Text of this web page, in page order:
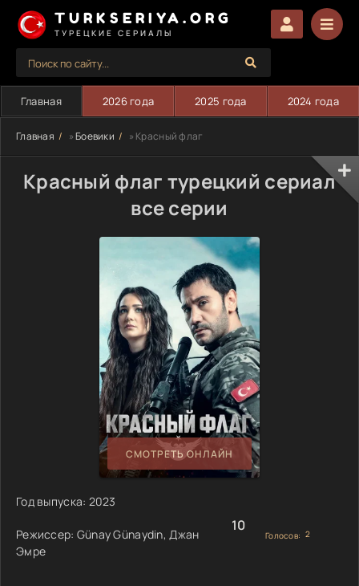
TURKSERIYA.ORG
ТУРЕЦКИЕ СЕРИАЛЫ
Главная 2026 года 2025 года 2024 года
Главная »Боевики » Красный флаг
Красный флаг турецкий сериал
все серии
СМОТРЕТЬ ОНЛАЙН
Год выпуска: 2023
Режиссер: Günay Günaydin, Джан
Эмре
10
Голосов: 2